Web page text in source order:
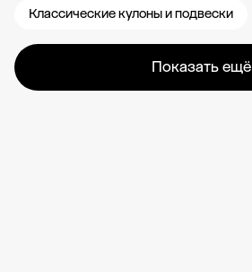
Классические кулоны и подвески
Показать ещё